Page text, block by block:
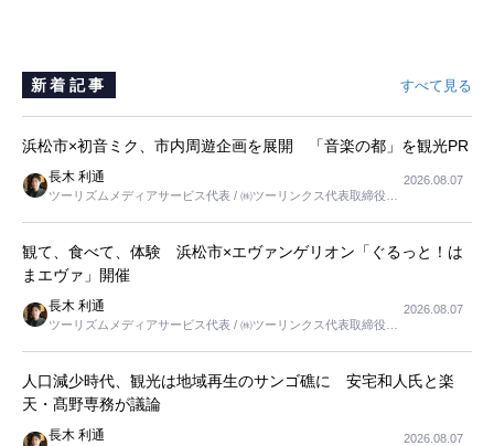
新着記事 すべて見る
浜松市×初音ミク、市内周遊企画を展開 「音楽の都」を観光PR
長木 利通
ツーリズムメディアサービス代表 / ㈱ツーリンクス代表取締役社
2026.08.07
観て、食べて、体験 浜松市×エヴァンゲリオン「ぐるっと！は
まエヴァ」開催
長木 利通
ツーリズムメディアサービス代表 / ㈱ツーリンクス代表取締役社
2026.08.07
人口減少時代、観光は地域再生のサンゴ礁に 安宅和人氏と楽
天・髙野専務が議論
長木 利通 2026.08.07